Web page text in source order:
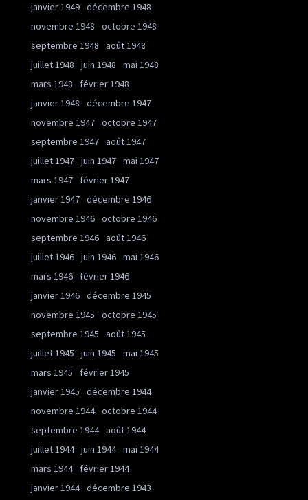
janvier 1949 décembre 1948
novembre 1948
octobre 1948
septembre 1948
août 1948
juillet 1948
juin 1948
mai 1948
mars 1948
février 1948
janvier 1948
décembre 1947
novembre 1947 octobre 1947
septembre 1947 août 1947
juillet 1947 juin 1947 mai 1947
mars 1947
février 1947
janvier 1947 décembre 1946
novembre 1946 octobre 1946
septembre 1946 août 1946
juillet 1946 juin 1946 mai 1946
mars 1946
février 1946
janvier 1946 décembre 1945
novembre 1945
octobre 1945
septembre 1945
août 1945
juillet 1945
juin 1945
mai 1945
mars 1945
février 1945
janvier 1945
décembre 1944
novembre 1944 octobre 1944
septembre 1944 août 1944
juillet 1944 juin 1944 mai 1944
mars 1944
février 1944
janvier 1944 décembre 1943